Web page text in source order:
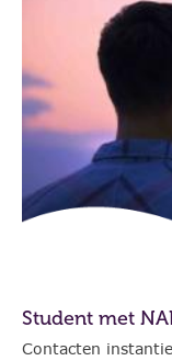
Student met
Contacten